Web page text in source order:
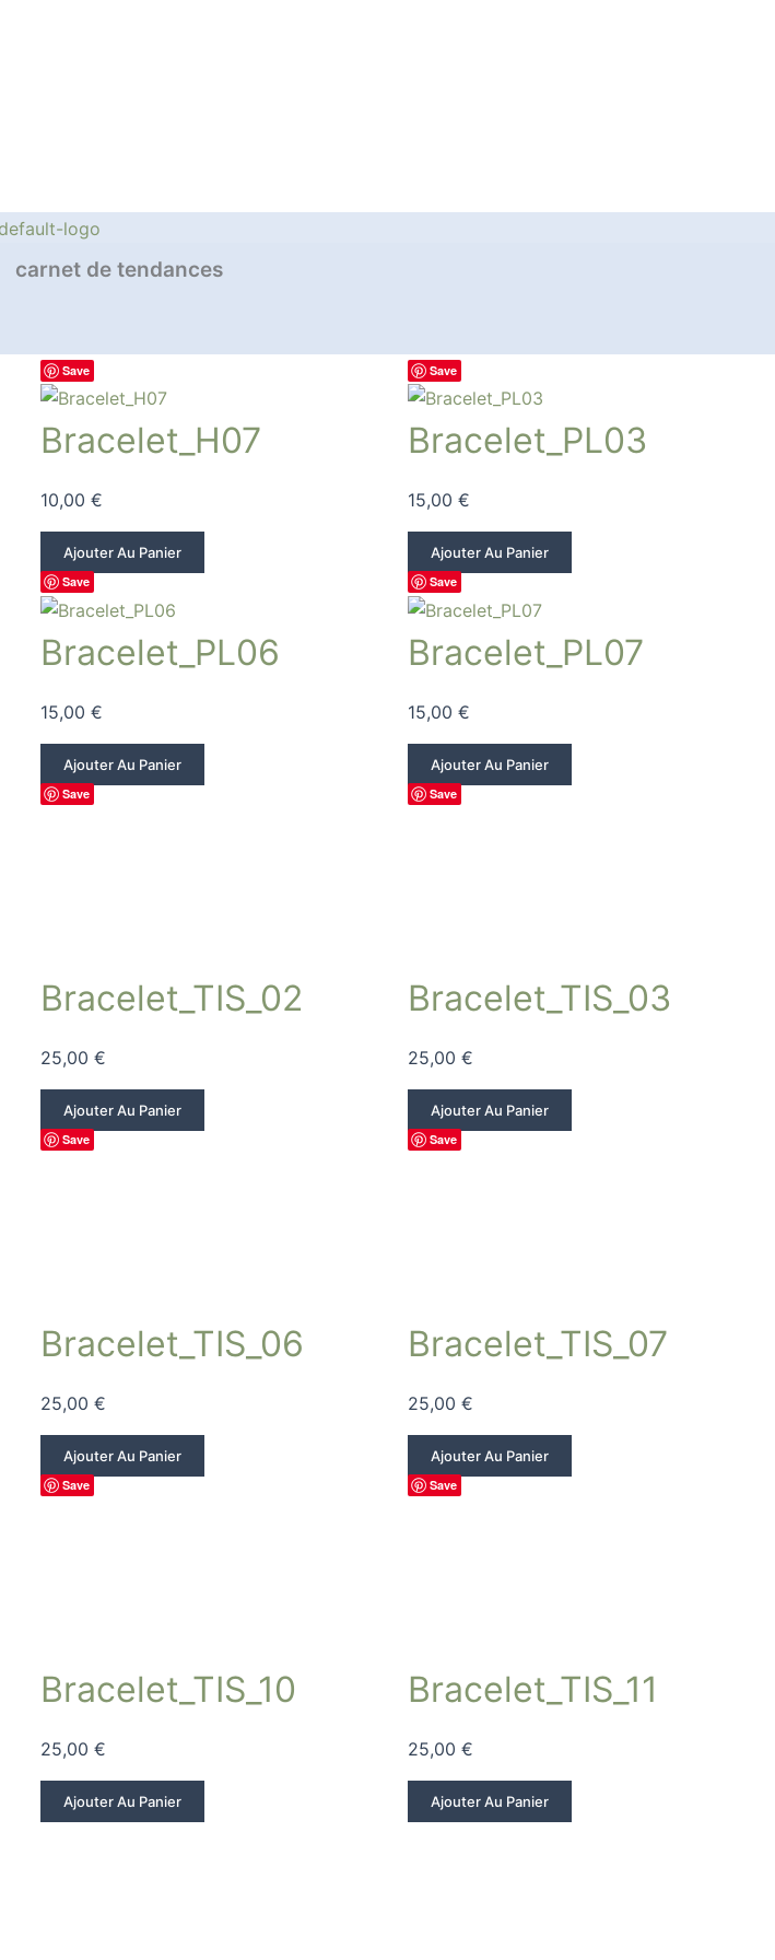
carnet de tendances
Save
Bracelet_H07
10,00 €
Ajouter Au Panier
Save
Bracelet_PL03
15,00 €
Ajouter Au Panier
Save
Bracelet_PL06
15,00 €
Ajouter Au Panier
Save
Bracelet_PL07
15,00 €
Ajouter Au Panier
Save
Bracelet_TIS_02
25,00 €
Ajouter Au Panier
Save
Bracelet_TIS_03
25,00 €
Ajouter Au Panier
Save
Bracelet_TIS_06
25,00 €
Ajouter Au Panier
Save
Bracelet_TIS_07
25,00 €
Ajouter Au Panier
Save
Bracelet_TIS_10
25,00 €
Ajouter Au Panier
Save
Bracelet_TIS_11
25,00 €
Ajouter Au Panier